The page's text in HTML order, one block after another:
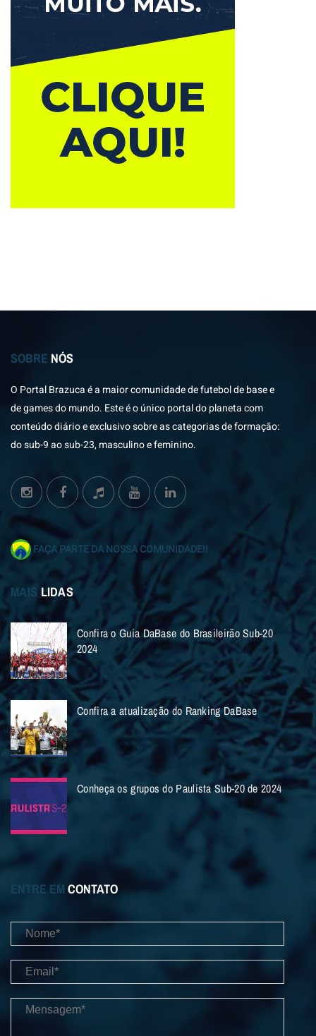
SOBRE NÓS
O Portal Brazuca é a maior comunidade de futebol de base e
de games do mundo. Este é o único portal do planeta com
conteúdo diário e exclusivo sobre as categorias de formação:
do sub-9 ao sub-23, masculino e feminino.
FAÇA PARTE DA NOSSA COMUNIDADE!!
MAIS LIDAS
Confira o Guia DaBase do Brasileirão Sub-20
2024
Confira a atualização do Ranking DaBase
Conheça os grupos do Paulista Sub-20 de 2024
ENTRE EM CONTATO